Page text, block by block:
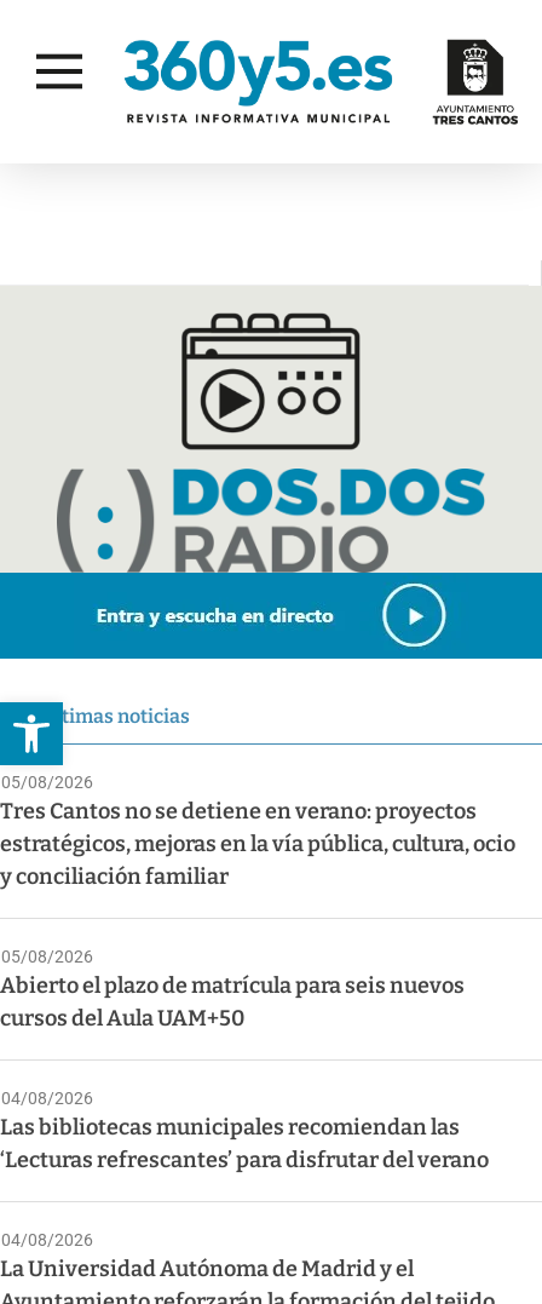
Abrir barra de herramientas
Últimas noticias
05/08/2026
Tres Cantos no se detiene en verano: proyectos
estratégicos, mejoras en la vía pública, cultura, ocio
y conciliación familiar
05/08/2026
Abierto el plazo de matrícula para seis nuevos
cursos del Aula UAM+50
04/08/2026
Las bibliotecas municipales recomiendan las
‘Lecturas refrescantes’ para disfrutar del verano
04/08/2026
La Universidad Autónoma de Madrid y el